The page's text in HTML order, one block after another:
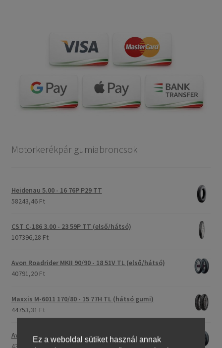
Motorkerékpár gumiabroncsok
Heidenau 5.00 - 16 76P P29 TT
58243,46 Ft
CST C-186 3.00 - 23 59P TT (első/hátsó)
107396,28 Ft
Avon Roadrider MKII 90/90 - 18 51V TL (első/hátsó)
40791,20 Ft
Maxxis M-6011 170/80 - 15 77H TL (hátsó gumi)
44753,31 Ft
Avon Roadrider MKII 110/80 - 18 (58V) TL (első/hátsó)
43809,26 Ft
Ez a weboldal sütiket használ annak